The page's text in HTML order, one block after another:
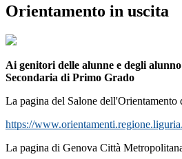
Orientamento in uscita
Ai genitori delle alunne e degli
Secondaria di Primo Grado
La pagina del Salone dell'Orientamento
https://
La pagina di Genova Città